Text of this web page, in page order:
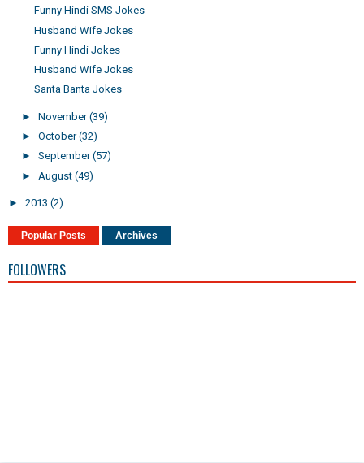
Funny Hindi SMS Jokes
Husband Wife Jokes
Funny Hindi Jokes
Husband Wife Jokes
Santa Banta Jokes
► November(39)
► October(32)
► September(57)
► August (49)
► 2013 (2)
Popular Posts Archives
FOLLOWERS